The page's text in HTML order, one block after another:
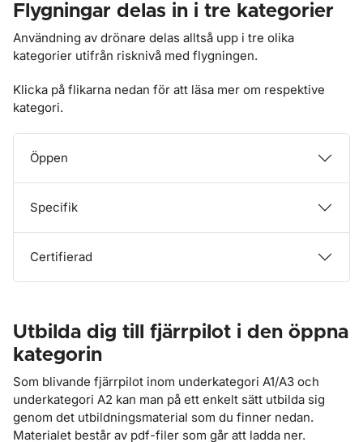
Flygningar delas in i tre kategorier
Användning av drönare delas alltså upp i tre olika
kategorier utifrån risknivå med flygningen.
Klicka på flikarna nedan för att läsa mer om respektive
kategori.
Öppen
Specifik
Certifierad
Utbilda dig till fjärrpilot i den öppna
kategorin
Som blivande fjärrpilot inom underkategori A1/A3 och
underkategori A2 kan man på ett enkelt sätt utbilda sig
genom det utbildningsmaterial som du finner nedan.
Materialet består av pdf-filer som går att ladda ner.